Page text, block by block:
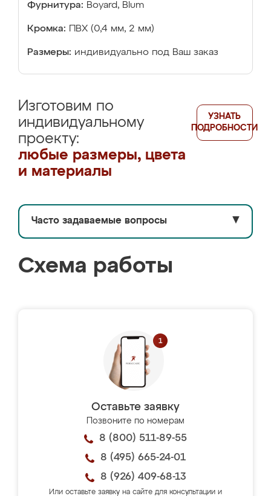
Фурнитура: Boyard, Blum
Кромка: ПВХ (0,4 мм, 2 мм)
Размеры: индивидуально под Ваш заказ
Изготовим по
индивидуальному
проекту:
любые размеры, цвета
и материалы
УЗНАТЬ
ПОДРОБНОСТИ
Часто задаваемые вопросы ▼
Схема работы
Оставьте заявку
Позвоните по номерам
8 (800) 511-89-55
8 (495) 665-24-01
8 (926) 409-68-13
Или оставьте заявку на сайте для консультации и